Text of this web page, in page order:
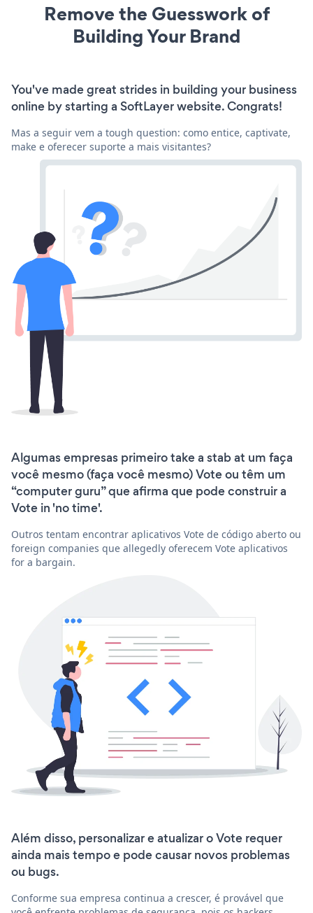
Remove the Guesswork of
Building Your Brand
You've made great strides in building your business
online by starting a SoftLayer website. Congrats!
Mas a seguir vem a tough question: como entice, captivate,
make e oferecer suporte a mais visitantes?
Algumas empresas primeiro take a stab at um faça
você mesmo (faça você mesmo) Vote ou têm um
“computer guru” que afirma que pode construir a
Vote in 'no time'.
Outros tentam encontrar aplicativos Vote de código aberto ou
foreign companies que allegedly oferecem Vote aplicativos
for a bargain.
Além disso, personalizar e atualizar o Vote requer
ainda mais tempo e pode causar novos problemas
ou bugs.
Conforme sua empresa continua a crescer, é provável que